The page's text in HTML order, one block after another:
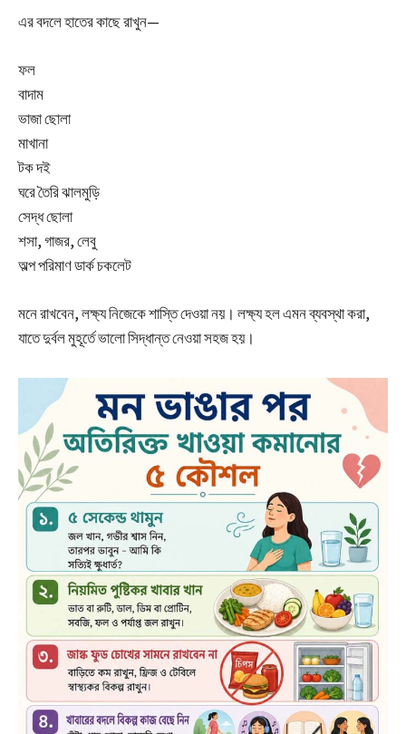
এর বদলে হাতের কাছে রাখুন—
ফল
বাদাম
ভাজা ছোলা
মাখানা
টক দই
ঘরে তৈরি ঝালমুড়ি
সেদ্ধ ছোলা
শসা, গাজর, লেবু
অল্প পরিমাণ ডার্ক চকলেট
মনে রাখবেন, লক্ষ্য নিজেকে শাস্তি দেওয়া নয়। লক্ষ্য হল এমন ব্যবস্থা করা,
যাতে দুর্বল মুহূর্তে ভালো সিদ্ধান্ত নেওয়া সহজ হয়।